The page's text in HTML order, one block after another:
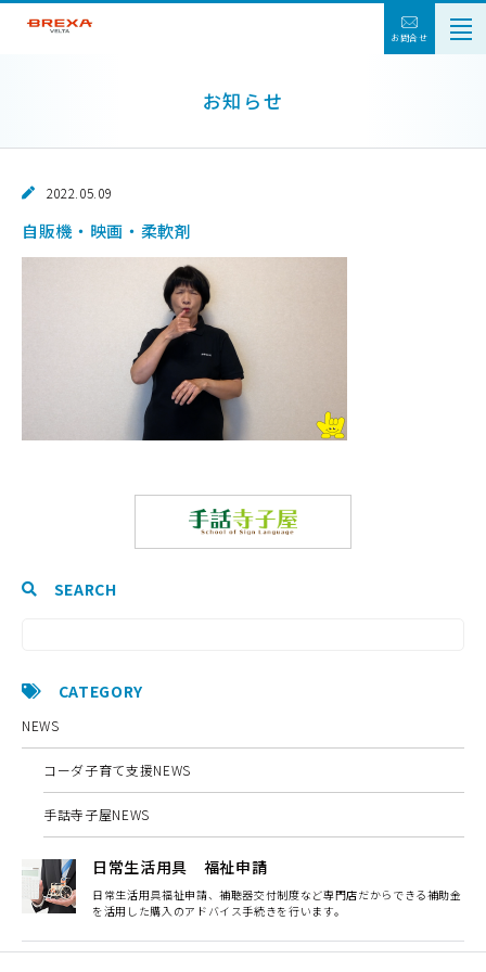
お問合せ
お知らせ
2022.05.09
自販機・映画・柔軟剤
SEARCH
CATEGORY
NEWS
コーダ子育て支援NEWS
手話寺子屋NEWS
日常生活用具 福祉申請
日常生活用具福祉申請、補聴器交付制度など専門店だからできる補助金
を活用した購入のアドバイス手続きを行います。